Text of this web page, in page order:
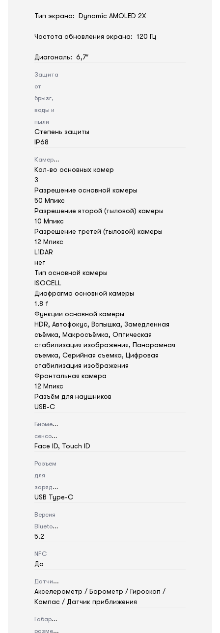
Тип экрана: Dynamic AMOLED 2X
Частота обновления экрана: 120 Гц
Диагональ: 6,7″
Защита
от
брызг,
воды и
пыли
Степень защиты
IP68
Камера
Кол-во основных камер
3
Разрешение основной камеры
50 Мпикс
Разрешение второй (тыловой) камеры
10 Мпикс
Разрешение третей (тыловой) камеры
12 Мпикс
LiDAR
нет
Тип основной камеры
ISOCELL
Диафрагма основной камеры
1.8 f
Функции основной камеры
HDR, Автофокус, Вспышка, Замедленная
съёмка, Макросъёмка, Оптическая
стабилизация изображения, Панорамная
съемка, Серийная съемка, Цифровая
стабилизация изображения
Фронтальная камера
12 Мпикс
Разъём для наушников
USB-C
Биометрический
сенсор
Face ID, Touch ID
Разъем
для
зарядки
USB Type-C
Версия
Bluetooth
5.2
NFC
Да
Датчики
Акселерометр / Барометр / Гироскоп /
Компас / Датчик приближения
Габаритные
размеры